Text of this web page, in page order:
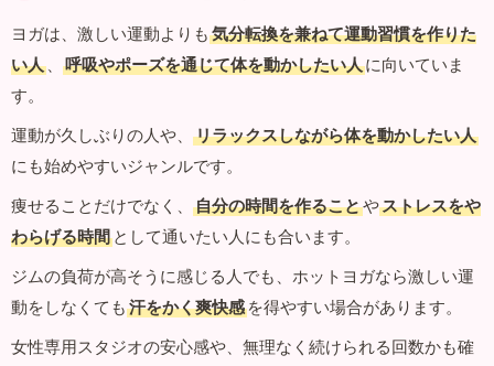
ヨガは、激しい運動よりも 気分転換を兼ねて運動習慣を作りた
い人 、 呼吸やポーズを通じて体を動かしたい人に向いていま
す。
運動が久しぶりの人や、
リラックスしながら体を動かしたい人
にも始めやすいジャンルです。
痩せることだけでなく、
自分の時間を作ることやストレスをや
わらげる時間 として通いたい人にも合います。
ジムの負荷が高そうに感じる人でも、ホットヨガなら激しい運
動をしなくても 汗をかく爽快感 を得やすい場合があります。
女性専用スタジオの安心感や、無理なく続けられる回数かも確